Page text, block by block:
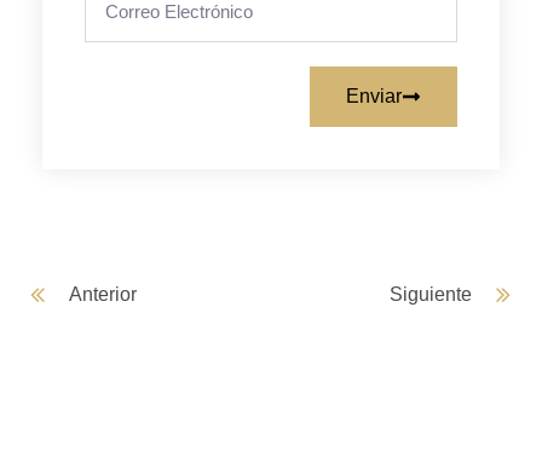
Enviar
Anterior Siguiente